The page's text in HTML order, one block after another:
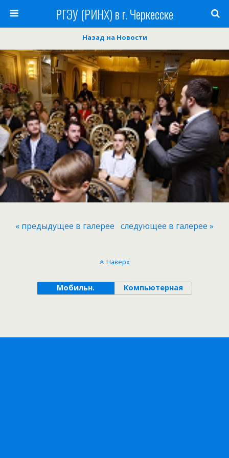
РГЭУ (РИНХ) в г. Черкесске
Назад на Новости
« предыдущее в галерее следующее в галерее »
Наверх
Мобильн. Компьютерная